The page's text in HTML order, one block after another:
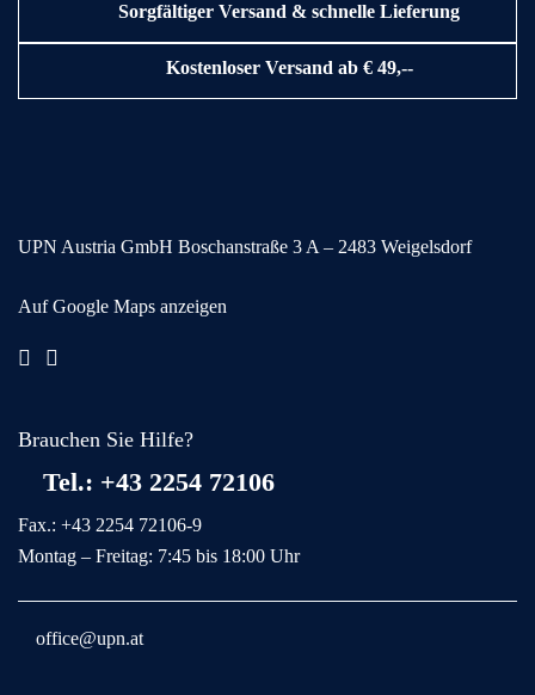
Sorgfältiger Versand & schnelle Lieferung
Kostenloser Versand ab € 49,--
UPN Austria GmbH Boschanstraße 3 A – 2483 Weigelsdorf
Auf Google Maps anzeigen
Brauchen Sie Hilfe?
Tel.: +43 2254 72106
Fax.: +43 2254 72106-9
Montag – Freitag: 7:45 bis 18:00 Uhr
office@upn.at